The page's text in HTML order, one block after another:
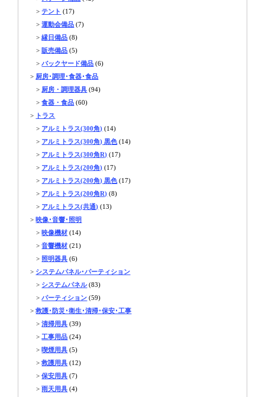
>テント (17)
>運動会備品 (7)
>縁日備品 (8)
> 販売備品 (5)
>バックヤード備品 (6)
> 厨房･調理･食器･食品
> 厨房・調理器具 (94)
>食器・食品 (60)
> トラス
> アルミトラス(300角) (14)
> アルミトラス(300角) 黒色 (14)
> アルミトラス(300角R) (17)
> アルミトラス(200角) (17)
> アルミトラス(200角) 黒色 (17)
> アルミトラス(200角R) (8)
> アルミトラス(共通) (13)
>映像･音響･照明
>映像機材 (14)
>音響機材 (21)
> 照明器具 (6)
> システムパネル･パーティション
> システムパネル(83)
>パーティション (59)
>救護･防災･衛生･清掃･保安･工事
>清掃用具 (39)
> 工事用品 (24)
>喫煙用具 (5)
>救護用具 (12)
>保安用具 (7)
>雨天用具 (4)